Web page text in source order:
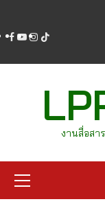
content
facebook
youtube
instagram
tiktok
งานสื่อสา
Menu